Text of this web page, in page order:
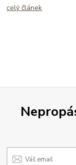
celý článek